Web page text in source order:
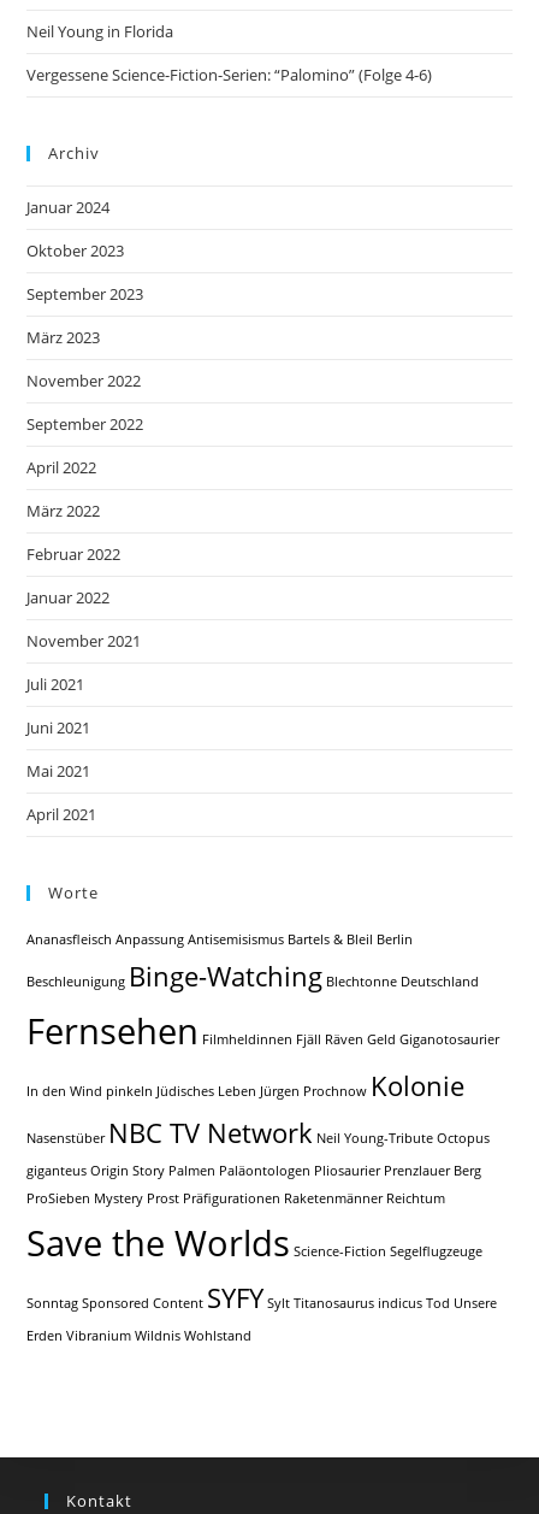
Neil Young in Florida
Vergessene Science-Fiction-Serien: “Palomino” (Folge 4-6)
Archiv
Januar 2024
Oktober 2023
September 2023
März 2023
November 2022
September 2022
April 2022
März 2022
Februar 2022
Januar 2022
November 2021
Juli 2021
Juni 2021
Mai 2021
April 2021
Worte
Ananasfleisch Anpassung Antisemisismus Bartels & Bleil Berlin
Beschleunigung Binge-Watching Blechtonne Deutschland
Fernsehen Filmheldinnen Fjäll Räven Geld Giganotosaurier
In den Wind pinkeln Jüdisches Leben Jürgen Prochnow Kolonie
Nasenstüber NBC TV Network Neil Young-Tribute Octopus
giganteus Origin Story Palmen Paläontologen Pliosaurier Prenzlauer Berg
ProSieben Mystery Prost Präfigurationen Raketenmänner Reichtum
Save the Worlds Science-Fiction Segelflugzeuge
Sonntag Sponsored Content SYFY Sylt Titanosaurus indicus Tod Unsere
Erden Vibranium Wildnis Wohlstand
Kontakt